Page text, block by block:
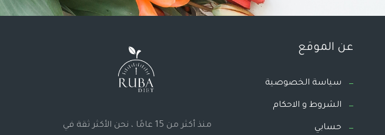
عن الموقع
سياسة الخصوصية
الشروط و الاحكام
حسابي
منذ أكثر من 15 عامًا ، نحن الأكثر ثقة في